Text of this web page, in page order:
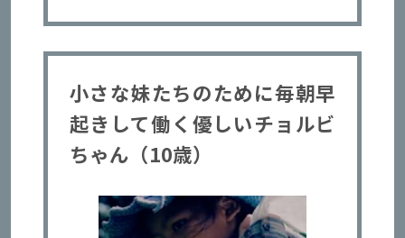
小さな妹たちのために毎朝早
起きして働く優しいチョルビ
ちゃん（10歳）